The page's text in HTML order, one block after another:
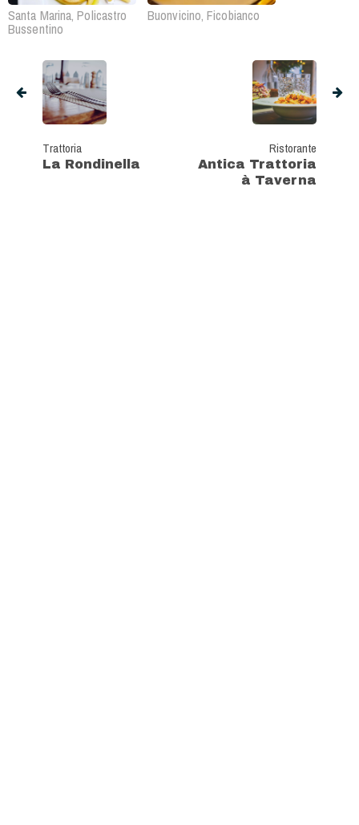
Santa Marina, Policastro
Bussentino
Buonvicino, Ficobianco
Trattoria
La Rondinella
Ristorante
Antica Trattoria
à Taverna